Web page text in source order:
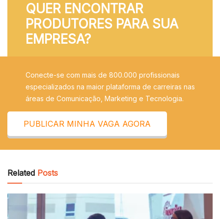
QUER ENCONTRAR
PRODUTORES PARA SUA
EMPRESA?
Conecte-se com mais de 800.000 profissionais
especializados na maior plataforma de carreiras nas
áreas de Comunicação, Marketing e Tecnologia.
PUBLICAR MINHA VAGA AGORA
Related Posts